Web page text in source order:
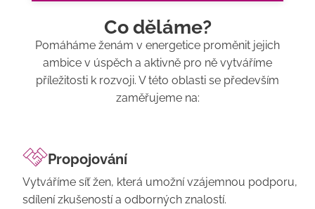
Co děláme?
Pomáháme ženám v energetice proměnit jejich
ambice v úspěch a aktivně pro ně vytváříme
příležitosti k rozvoji. V této oblasti se především
zaměřujeme na:
Propojování
Vytváříme síť žen, která umožní vzájemnou podporu,
sdílení zkušeností a odborných znalostí.